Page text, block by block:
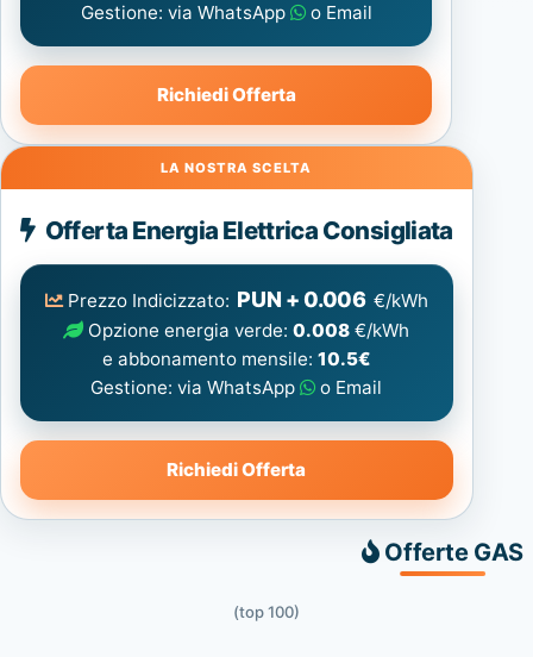
Gestione: via WhatsApp o Email
Richiedi Offerta
Energia
Elettrica
consigliata
Offerta Energia Elettrica Consigliata
Prezzo Indicizzato: PUN + 0.006 €/kWh
Opzione energia verde:0.008 €/kWh
e abbonamento mensile: 10.5€
Gestione: via WhatsApp
o Email
Richiedi Offerta
Offerte GAS
(top 100)